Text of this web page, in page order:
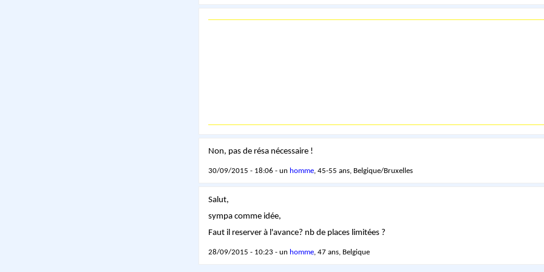
Non, pas de résa nécessaire !
30/09/2015 - 18:06 - un homme, 45-55 ans, Belgique/Bruxelles
Salut,
sympa comme idée,
Faut il reserver à l'avance? nb de places limitées ?
28/09/2015 - 10:23 - un homme, 47 ans, Belgique